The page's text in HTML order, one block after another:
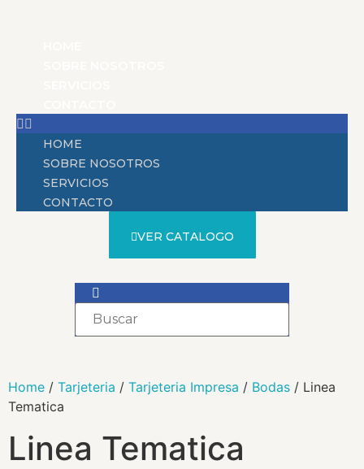
HOME
SOBRE NOSOTROS
SERVICIOS
CONTACTO
VER CATALOGO
Home / Tarjeteria / Tarjeteria Impresa / Bodas / Linea
Tematica
Linea Tematica